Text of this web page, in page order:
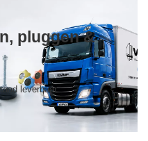
pluggen &
leverbaar